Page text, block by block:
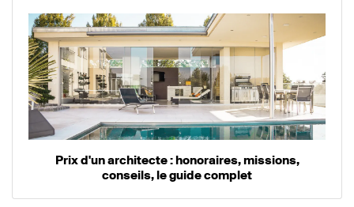
Prix d'un architecte : honoraires, missions,
conseils, le guide complet